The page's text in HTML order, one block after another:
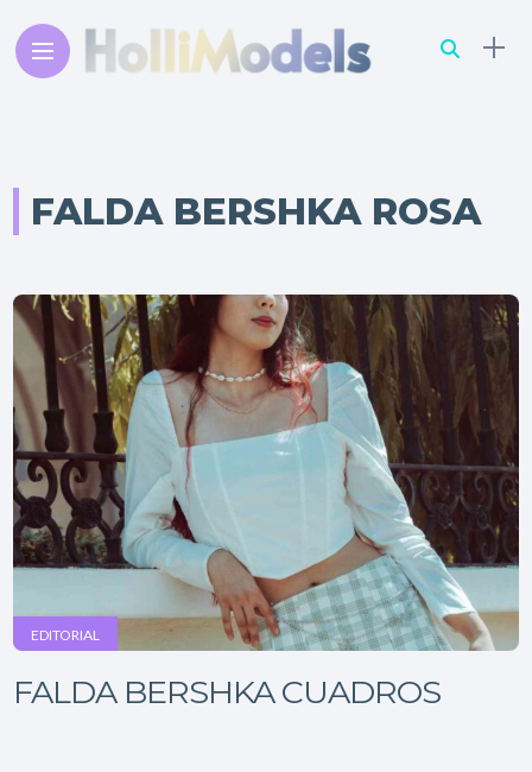
FALDA BERSHKA ROSA
EDITORIAL
FALDA BERSHKA CUADROS